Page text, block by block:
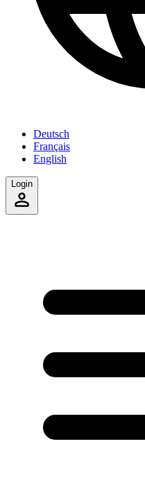
Deutsch
Français
English
Login